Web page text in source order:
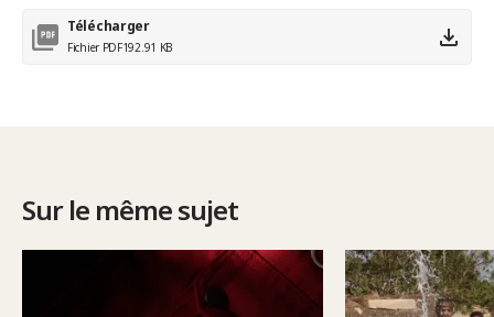
Télécharger
Fichier PDF192.91 KB
Sur le même sujet